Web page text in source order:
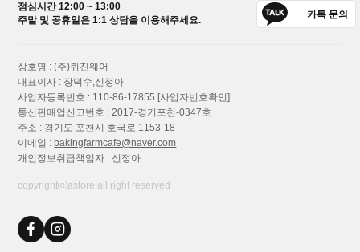
점심시간 12:00 ~ 13:00
주말 및 공휴일은 1:1 상담을 이용해주세요.
카톡 문의
상호명 : (주)퀴진웨어
대표이사 : 장덕수,신정아
사업자등록번호 : 110-86-17855 [사업자번호확인]
통신판매업신고번호 : 2017-경기포천-0347호
주소 : 경기도 포천시 호국로 1153-18
이메일 : bakingfarmcafe@naver.com
개인정보취급책임자 : 신정아
copyright⒞astore all right reserved